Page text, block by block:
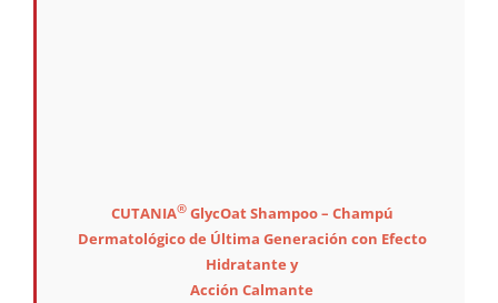
CUTANIA®GlycOat Shampoo – Champú
Dermatológico de Última Generación con Efecto
Hidratante y
Acción Calmante